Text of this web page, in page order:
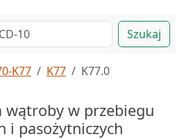
Szukaj
K77 K77 K77.0
wątroby w przebiegu
i pasożytniczych